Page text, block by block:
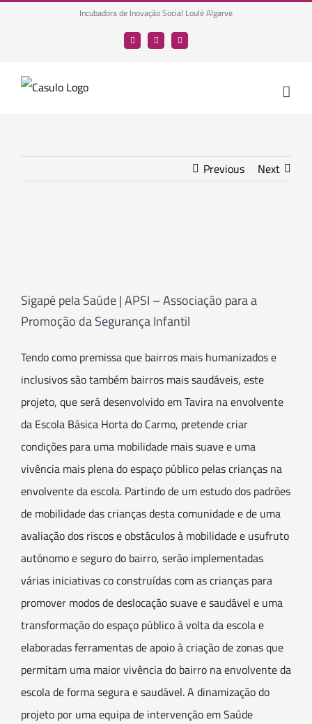
Incubadora de Inovação Social Loulé Algarve
FacebookLinkedInYouTube
Previous Next
Sigapé pela Saúde | APSI – Associação para a
Promoção da Segurança Infantil
Tendo como premissa que bairros mais humanizados e
inclusivos são também bairros mais saudáveis, este
projeto, que será desenvolvido em Tavira na envolvente
da Escola Básica Horta do Carmo, pretende criar
condições para uma mobilidade mais suave e uma
vivência mais plena do espaço público pelas crianças na
envolvente da escola. Partindo de um estudo dos padrões
de mobilidade das crianças desta comunidade e de uma
avaliação dos riscos e obstáculos à mobilidade e usufruto
autónomo e seguro do bairro, serão implementadas
várias iniciativas co construídas com as crianças para
promover modos de deslocação suave e saudável e uma
transformação do espaço público à volta da escola e
elaboradas ferramentas de apoio à criação de zonas que
permitam uma maior vivência do bairro na envolvente da
escola de forma segura e saudável. A dinamização do
projeto por uma equipa de intervenção em Saúde